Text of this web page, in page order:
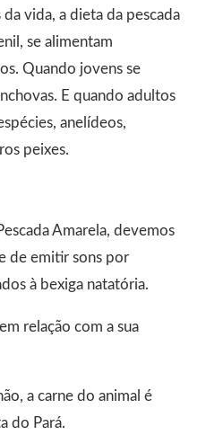
vida, a dieta da pescada
se alimentam
Quando jovens se
E quando adultos
anelídeos,
peixes.
Amarela, devemos
de emitir sons por
à bexiga natatória.
relação com a sua
a carne do animal é
do Pará.